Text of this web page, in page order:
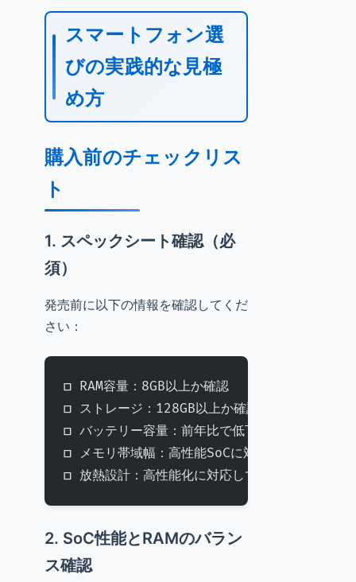
スマートフォン選
びの実践的な見極
め方
購入前のチェックリス
ト
1. スペックシート確認（必
須）
発売前に以下の情報を確認してくだ
さい：
□ RAM容量：8GB以上か確認
□ ストレージ：128GB以上か確認
□ バッテリー容量：前年比で低下していないか
□ メモリ帯域幅：高性能SoCに対応しているか
□ 放熱設計：高性能化に対応しているか
2. SoC性能とRAMのバラン
ス確認